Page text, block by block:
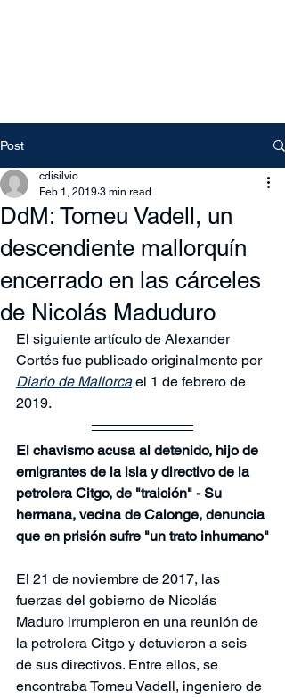
Post
DdM: Tomeu Vadell, un
descendiente mallorquín
encerrado en las cárceles
de Nicolás Maduduro
cdisilvio
Feb 1, 2019 3 min read
El siguiente artículo de Alexander
Cortés fue publicado originalmente por
Diario de Mallorca el 1 de febrero de
2019.
El chavismo acusa al detenido, hijo de
emigrantes de la isla y directivo de la
petrolera Citgo, de "traición" - Su
hermana, vecina de Calonge, denuncia
que en prisión sufre "un trato inhumano"
El 21 de noviembre de 2017, las
fuerzas del gobierno de Nicolás
Maduro irrumpieron en una reunión de
la petrolera Citgo y detuvieron a seis
de sus directivos. Entre ellos, se
encontraba Tomeu Vadell, ingeniero de